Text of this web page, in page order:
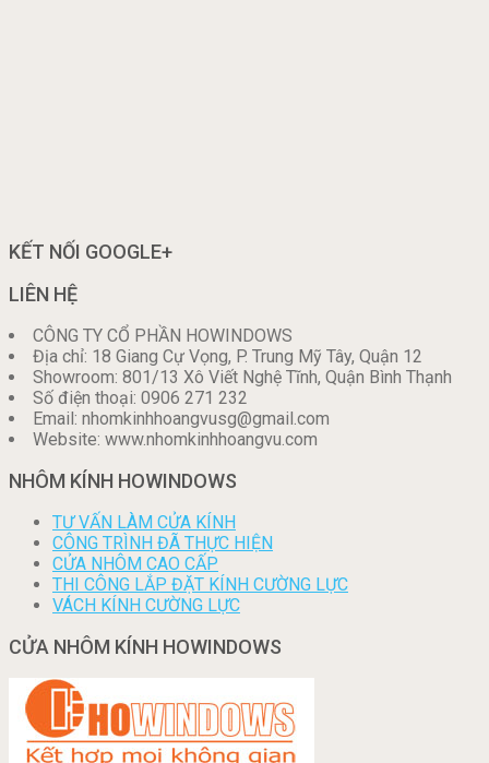
KẾT NỐI GOOGLE+
LIÊN HỆ
CÔNG TY CỔ PHẦN HOWINDOWS
Địa chỉ: 18 Giang Cự Vọng, P. Trung Mỹ Tây, Quận 12
Showroom: 801/13 Xô Viết Nghệ Tĩnh, Quận Bình Thạnh
Số điện thoại: 0906 271 232
Email: nhomkinhhoangvusg@gmail.com
Website: www.nhomkinhhoangvu.com
NHÔM KÍNH HOWINDOWS
TƯ VẤN LÀM CỬA KÍNH
CÔNG TRÌNH ĐÃ THỰC HIỆN
CỬA NHÔM CAO CẤP
THI CÔNG LẮP ĐẶT KÍNH CƯỜNG LỰC
VÁCH KÍNH CƯỜNG LỰC
CỬA NHÔM KÍNH HOWINDOWS